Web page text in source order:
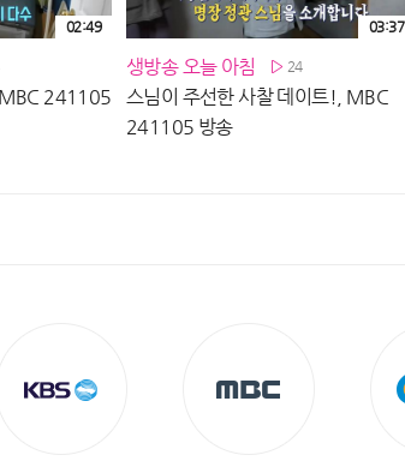
241105
02:49
생방송 오늘 아침 24
스님이 주선한 사찰 데이트!, MBC
241105 방송
03:37